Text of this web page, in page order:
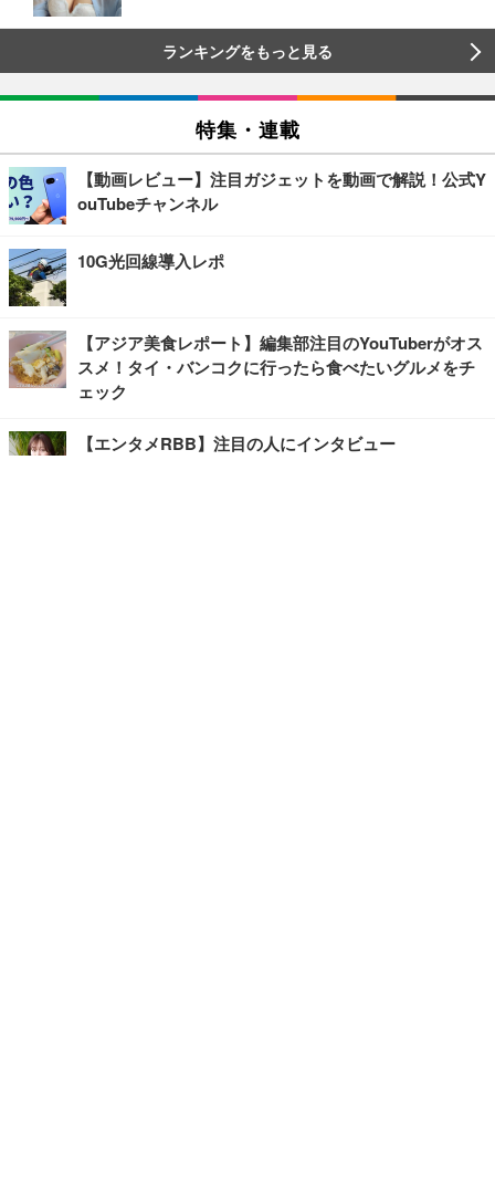
ランキングをもっと見る
特集・連載
【動画レビュー】注目ガジェットを動画で解説！公式Y
ouTubeチャンネル
10G光回線導入レポ
【アジア美食レポート】編集部注目のYouTuberがオス
スメ！タイ・バンコクに行ったら食べたいグルメをチ
ェック
【エンタメRBB】注目の人にインタビュー